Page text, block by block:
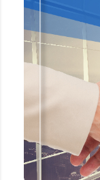
avaliação
de